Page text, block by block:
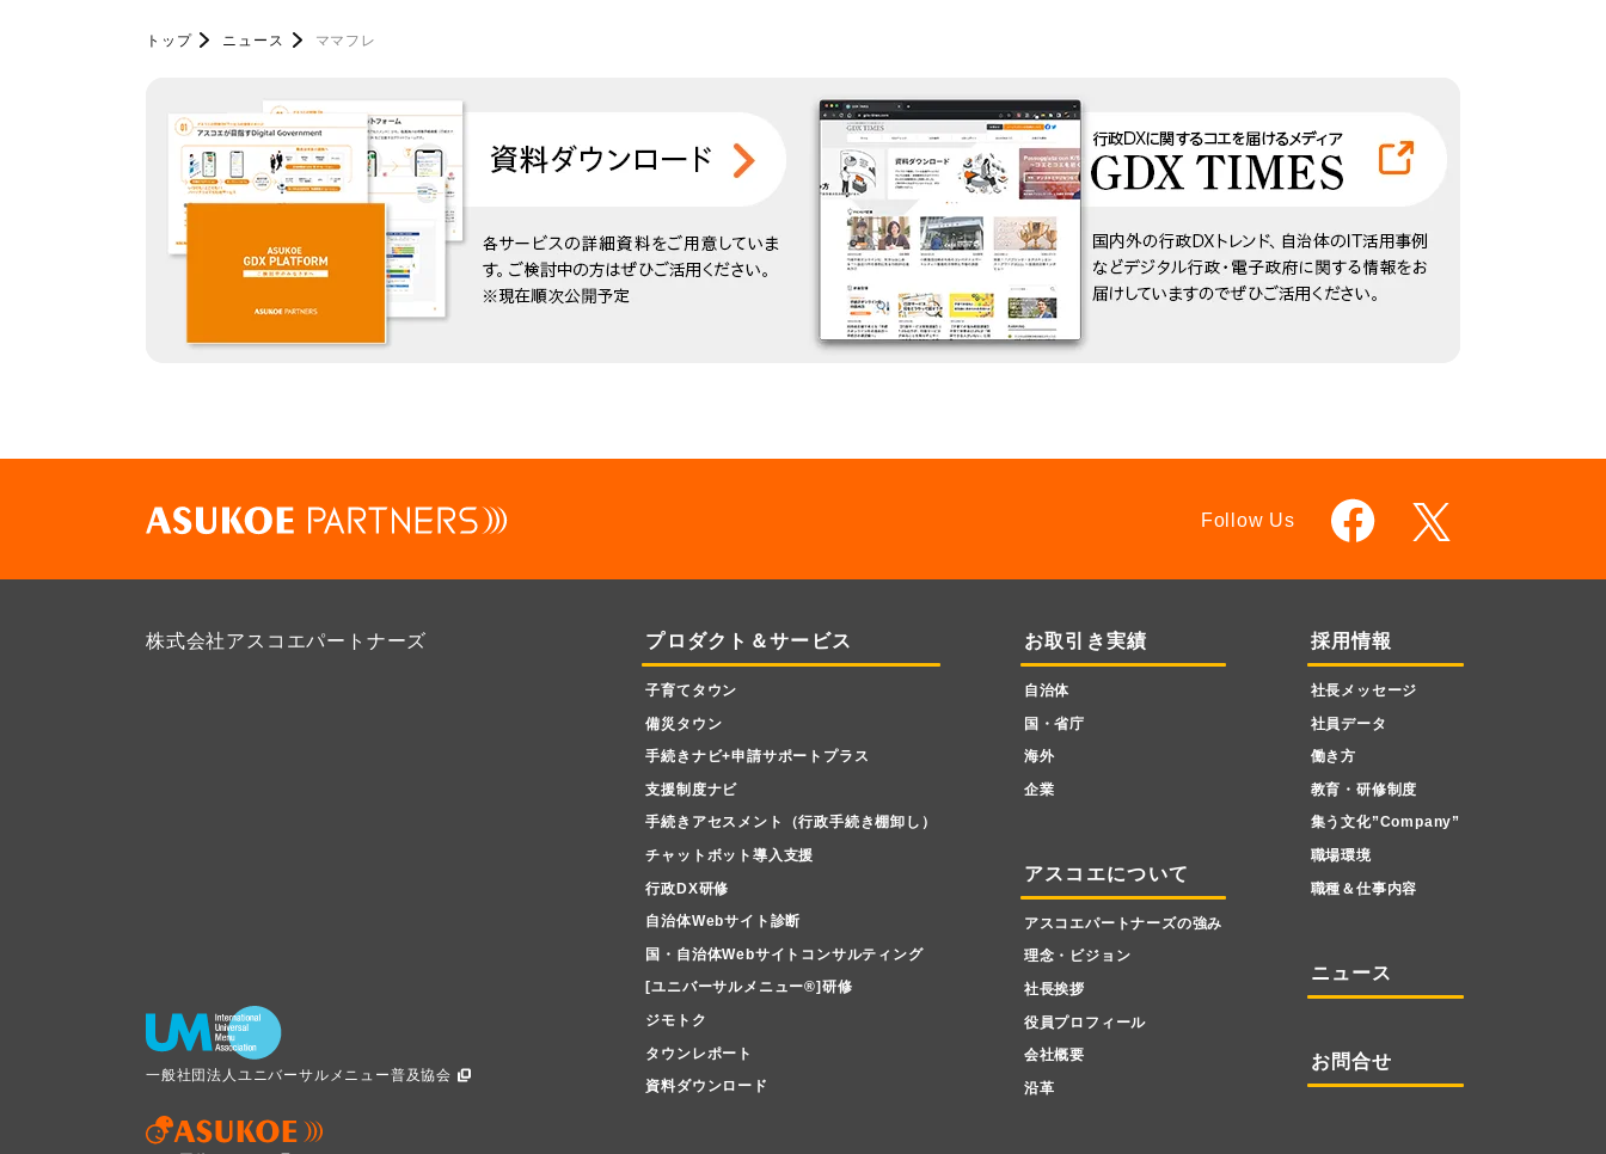
トップ ニュース ママフレ
株式会社アスコエパートナーズ プロダクト＆サービス
子育てタウン
備災タウン
手続きナビ+申請サポートプラス
支援制度ナビ
手続きアセスメント（行政手続き棚卸し）
チャットボット導入支援
行政DX研修
自治体Webサイト診断
国・自治体Webサイトコンサルティング
[ユニバーサルメニュー®]研修
ジモトク
タウンレポート
資料ダウンロード
お取引き実績
自治体
国・省庁
海外
企業
アスコエについて
アスコエパートナーズの強み
理念・ビジョン
社長挨拶
役員プロフィール
会社概要
沿革
採用情報
社長メッセージ
社員データ
働き方
教育・研修制度
集う文化”Company”
職場環境
職種＆仕事内容
ニュース
お問合せ
Follow Us
一般社団法人ユニバーサルメニュー普及協会